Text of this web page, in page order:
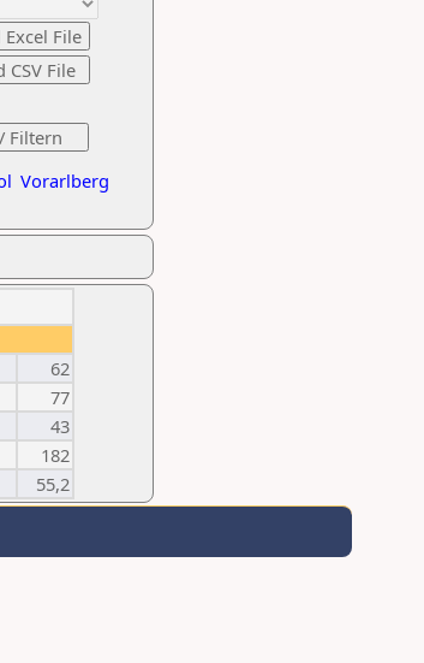
Vorarlberg
62
77
43
182
55,2